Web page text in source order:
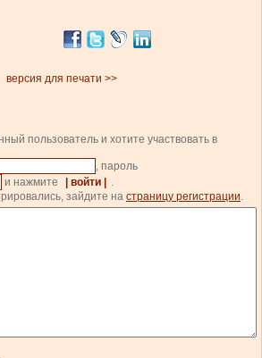
версия для печати >>
пользователь и хотите участвовать в
, пароль
и нажмите
| войти |
.
зайдите на страницу регистрации.